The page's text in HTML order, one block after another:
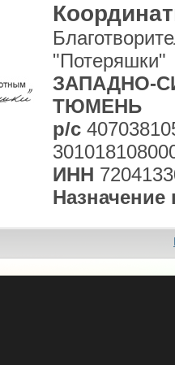
"Потеряшки"
ЗАПАДНО-
ТЮМЕНЬ
р/с
ИНН
Назначение